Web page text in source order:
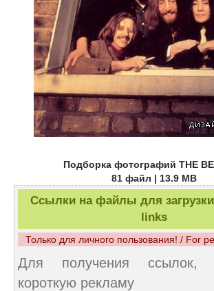
Подборка фотографий THE
81 файл | 13.9 MB
Ссылки на файлы для
links
Только для личного пользования! / For
Для получения ссылок,
короткую рекламу